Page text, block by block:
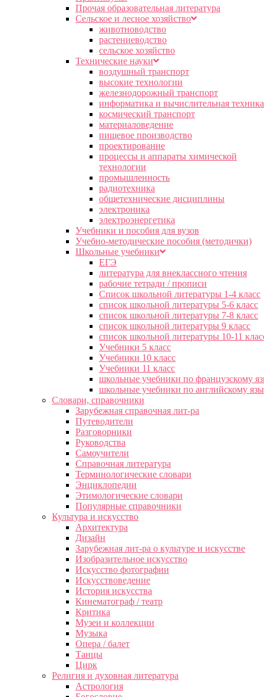
Прочая образовательная литература
Сельское и лесное хозяйство
животноводство
растениеводство
сельское хозяйство
Технические науки
воздушный транспорт
высокие технологии
железнодорожный транспорт
информатика и вычислительная техника
космический транспорт
материаловедение
пищевое производство
проектирование
процессы и аппараты химической
технологии
промышленность
радиотехника
общетехнические дисциплины
электроника
электроэнергетика
Учебники и пособия для вузов
Учебно-методические пособия (методички)
Школьные учебники
ЕГЭ
литература для внеклассного чтения
рабочие тетради / прописи
Список школьной литературы 1-4 класс
список школьной литературы 5-6 класс
список школьной литературы 7-8 класс
список школьной литературы 9 класс
список школьной литературы 10-11
Учебники 5 класс
Учебники 10 класс
Учебники 11 класс
школьные учебники по французскому
школьные учебники по английскому
Словари, справочники
Зарубежная справочная лит-ра
Путеводители
Разговорники
Руководства
Самоучители
Справочная литература
Терминологические словари
Энциклопедии
Этимологические словари
Популярные справочники
Культура и искусство
Архитектура
Дизайн
Зарубежная лит-ра о культуре и искусстве
Изобразительное искусство
Искусство фотографии
Искусствоведение
История искусства
Кинематограф / театр
Критика
Музеи и коллекции
Музыка
Опера / балет
Танцы
Цирк
Религия и духовная литература
Астрология